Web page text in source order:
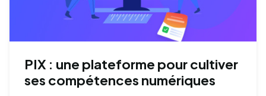
PIX : une plateforme pour cultiver
ses compétences numériques